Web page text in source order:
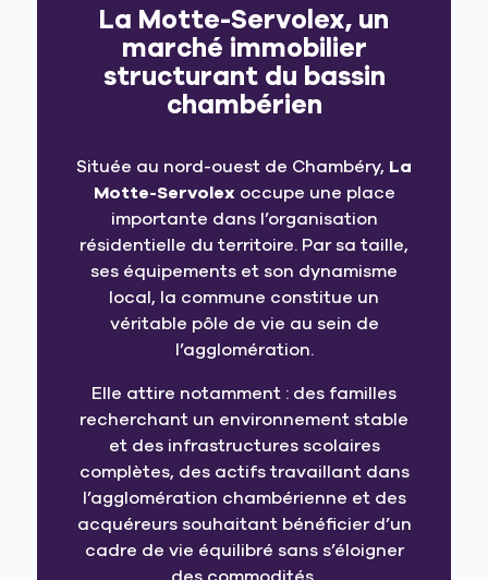
La Motte-Servolex, un
marché immobilier
structurant du bassin
chambérien
Située au nord-ouest de Chambéry, La
Motte-Servolex occupe une place
importante dans l’organisation
résidentielle du territoire. Par sa taille,
ses équipements et son dynamisme
local, la commune constitue un
véritable pôle de vie au sein de
l’agglomération.
Elle attire notamment : des familles
recherchant un environnement stable
et des infrastructures scolaires
complètes, des actifs travaillant dans
l’agglomération chambérienne et des
acquéreurs souhaitant bénéficier d’un
cadre de vie équilibré sans s’éloigner